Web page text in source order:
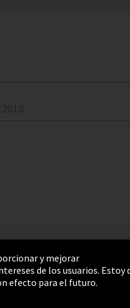
y Condiciones
y mejorar
de los usuarios. Estoy
efecto para el futuro.